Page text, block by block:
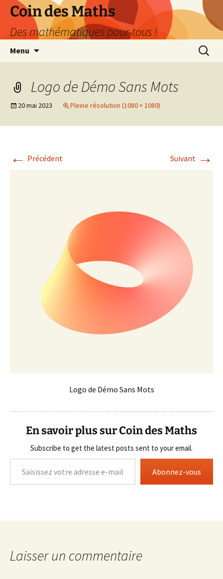
Aller
contenu
Coin des Maths
Des mathématiques pour tous !
Menu
Logo de Démo Sans Mots
20 mai 2023 Pleine résolution (1080 × 1080)
← Précédent Suivant →
Logo de Démo Sans Mots
En savoir plus sur Coin des Maths
Subscribe to get the latest posts sent to your email.
Saisissez votre adresse e-mail…
Abonnez-vous
Laisser un commentaire